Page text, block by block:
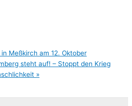
Meßkirch am 12. Oktober
steht auf! – Stoppt den Krieg
»